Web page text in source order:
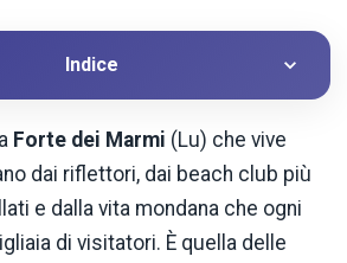
Indice
Forte dei Marmi (Lu) che vive
dai riflettori, dai beach club più
e dalla vita mondana che ogni
di visitatori. È quella delle